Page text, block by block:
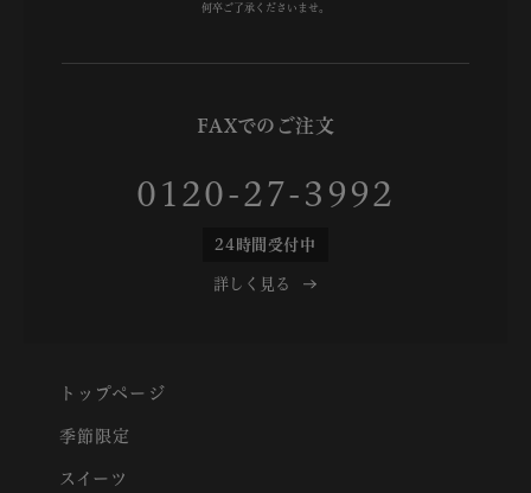
何卒ご了承くださいませ。
FAXでのご注文
0120-27-3992
24時間受付中
詳しく見る
トップページ
季節限定
スイーツ